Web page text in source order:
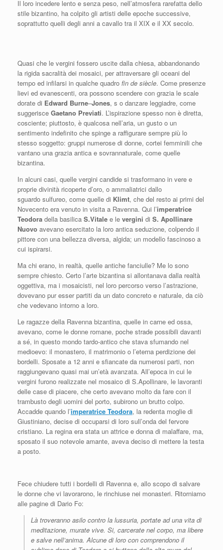
Il loro incedere lento e senza peso, nell’atmosfera rarefatta dello
stile bizantino, ha colpito gli artisti delle epoche successive,
soprattutto quelli degli anni a cavallo tra il XIX e il XX secolo.
Quasi che le vergini fossero uscite dalla chiesa, abbandonando
la rigida sacralità dei mosaici, per attraversare gli oceani del
tempo ed infilarsi in qualche quadro fin de siècle. Come presenze
lievi ed evanescenti, ora possono scendere con grazia le scale
dorate di Edward Burne–Jones, s o danzare leggiadre, come
suggerisce Gaetano Previati. L’ispirazione spesso non è diretta,
cosciente; piuttosto, è qualcosa nell’aria, un gusto o un
sentimento indefinito che spinge a raffigurare sempre più lo
stesso soggetto: gruppi numerose di donne, cortei femminili che
vantano una grazia antica e sovrannaturale, come quelle
bizantina.
In alcuni casi, quelle vergini candide si trasformano in vere e
proprie divinità ricoperte d’oro, o ammaliatrici dallo
sguardo sulfureo, come quelle di Klimt, che del resto ai primi del
Novecento era venuto in visita a Ravenna. Qui l’imperatrice
Teodora della basilica S.Vitale e le vergini di S. Apollinare
Nuovo avevano esercitato la loro antica seduzione, colpendo il
pittore con una bellezza diversa, algida; un modello fascinoso a
cui ispirarsi.
Ma chi erano, in realtà, quelle antiche fanciulle? Me lo sono
sempre chiesto. Certo l’arte bizantina si allontanava dalla realtà
oggettiva, ma i mosaicisti, nel loro percorso verso l’astrazione,
dovevano pur esser partiti da un dato concreto e naturale, da ciò
che vedevano intorno a loro.
Le ragazze della Ravenna bizantina, quelle in carne ed ossa,
avevano, come le donne romane, poche strade possibili davanti
a sé, in questo mondo tardo-antico che stava sfumando nel
medioevo: il monastero, il matrimonio o l’eterna perdizione dei
bordelli. Sposate a 12 anni e sfiancate da numerosi parti, non
raggiungevano quasi mai un’età avanzata. All’epoca in cui le
vergini furono realizzate nel mosaico di S.Apollinare, le lavoranti
delle case di piacere, che certo avevano molto da fare con il
trambusto degli uomini del porto, subirono un brutto colpo.
Accadde quando l’imperatrice Teodora, la redenta moglie di
Giustiniano, decise di occuparsi di loro sull’onda del fervore
cristiano. La regina era stata un attrice e donna di malaffare, ma,
sposato il suo notevole amante, aveva deciso di mettere la testa
a posto.
Fece chiudere tutti i bordelli di Ravenna e, allo scopo di salvare
le donne che vi lavorarono, le rinchiuse nei monasteri. Ritorniamo
alle pagine di Dario Fo:
Là troveranno asilo contro la lussuria, portate ad una vita di
meditazione, murate vive. Si, carcerate nel corpo, ma libere
e salve nell’anima. Alcune di loro con comprendono il